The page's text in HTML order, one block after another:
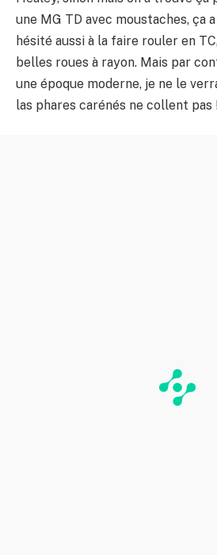
une MG TD avec moustaches, ça a
hésité aussi à la faire rouler en
belles roues à rayon. Mais par
une époque moderne, je ne le
las phares carénés ne collent pas